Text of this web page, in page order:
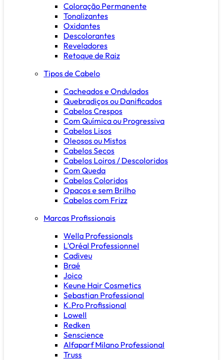
Coloração Permanente
Tonalizantes
Oxidantes
Descolorantes
Reveladores
Retoque de Raiz
Tipos de Cabelo
Cacheados e Ondulados
Quebradiços ou Danificados
Cabelos Crespos
Com Química ou Progressiva
Cabelos Lisos
Oleosos ou Mistos
Cabelos Secos
Cabelos Loiros / Descoloridos
Com Queda
Cabelos Coloridos
Opacos e sem Brilho
Cabelos com Frizz
Marcas Profissionais
Wella Professionals
L'Oréal Professionnel
Cadiveu
Braé
Joico
Keune Hair Cosmetics
Sebastian Professional
K.Pro Profissional
Lowell
Redken
Senscience
Alfaparf Milano Professional
Truss